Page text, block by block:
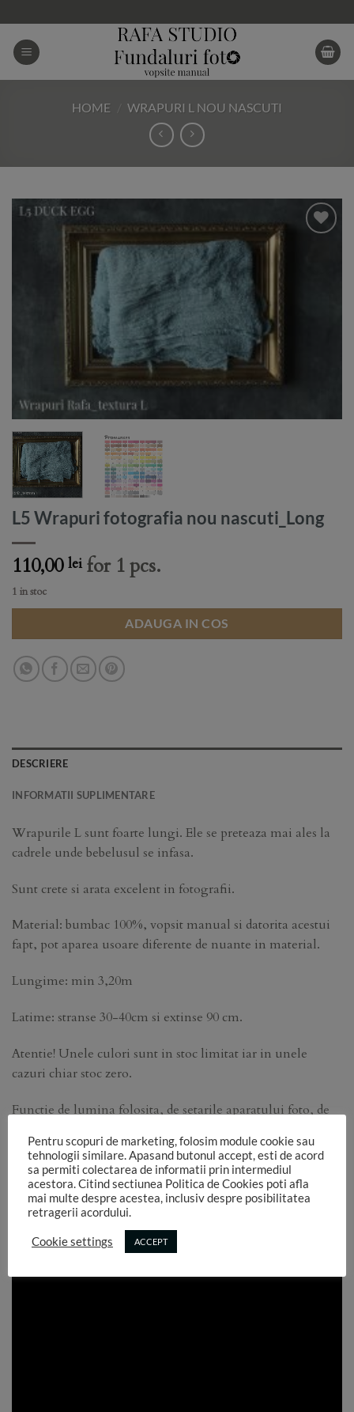
to
content
HOME WRAPURI L NOU NASCUTI
L5 Wrapuri fotografia nou nascuti_Long
110,00 lei for 1 pcs.
1 in stoc
ADAUGA IN COS
DESCRIERE
INFORMATII SUPLIMENTARE
Wrapurile L sunt foarte lungi. Ele se preteaza mai ales la
cadrele unde bebelusul se infasa.
Sunt crete si arata excelent in fotografii.
Material: bumbac 100%, vopsit manual si datorita acestui
fapt, pot aparea usoare diferente de nuante in material.
Lungime: min 3,20m
Latime: stranse 30-40cm si extinse 90 cm.
Atentie! Unele culori sunt in stoc limitat iar in unele
cazuri chiar stoc zero.
Functie de lumina folosita, de setarile aparatului foto, de
culorile pot sa difere in realitate.
Am atasat un chart de culori care poate sa ajute mai bine
la identificarea nuantelor..
Pentru scopuri de marketing, folosim module cookie sau
tehnologii similare. Apasand butonul accept, esti de acord
sa permiti colectarea de informatii prin intermediul
acestora. Citind sectiunea Politica de Cookies poti afla
mai multe despre acestea, inclusiv despre posibilitatea
retragerii acordului.
Cookie settings ACCEPT